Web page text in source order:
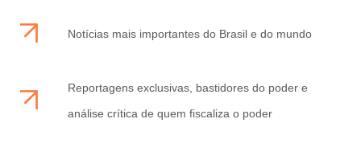
Notícias mais importantes do Brasil e do mundo
Reportagens exclusivas, bastidores do poder e
análise crítica de quem fiscaliza o poder